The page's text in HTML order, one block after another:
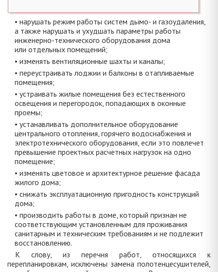
• нарушать режим работы систем дымо- и газоудаления,
а также нарушать и ухудшать параметры работы
инженерно-технического оборудования дома
или отдельных помещений;
• изменять вентиляционные шахты и каналы;
• переустраивать лоджии и балконы в отапливаемые
помещения;
• устраивать жилые помещения без естественного
освещения и перегородок, попадающих в оконные
проемы;
• устанавливать дополнительное оборудование
центрального отопления, горячего водоснабжения и
электротехнического оборудования, если это повлечет
превышение проектных расчетных нагрузок на одно
помещение;
• изменять цветовое и архитектурное решение фасада
жилого дома;
• снижать эксплуатационную пригодность конструкций
дома;
• производить работы в доме, который признан не
соответствующим установленным для проживания
санитарным и техническим требованиям и не подлежит
восстановлению.
К слову, из перечня работ, относящихся к
перепланировкам, исключены замена полотенцесушителей,